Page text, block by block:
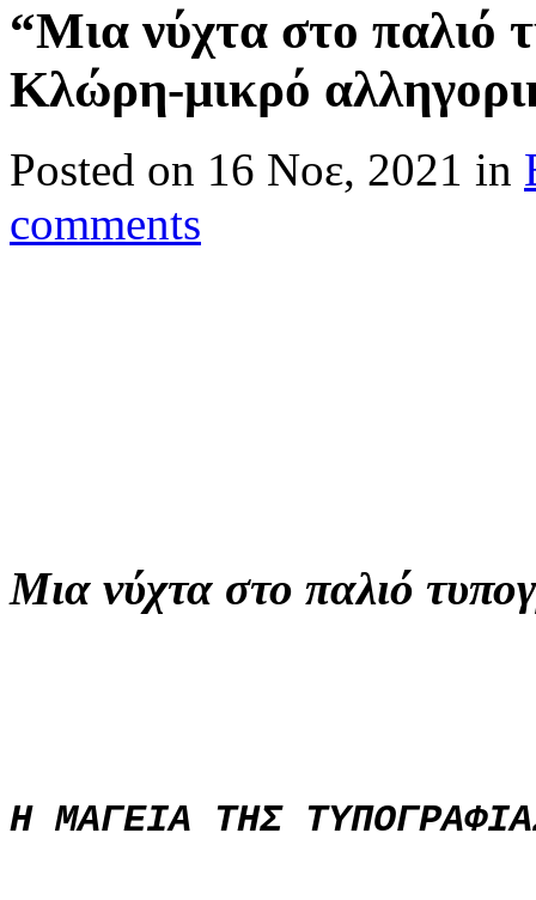
“Μια νύχτα στο παλιό
Κλώρη-μικρό
Posted on 16 Νοε, 2021 in
comments
Μια νύχτα στο παλιό
Η ΜΑΓΕΙΑ ΤΗΣ